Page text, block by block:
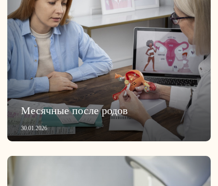
Месячные после родов
30.01.2026